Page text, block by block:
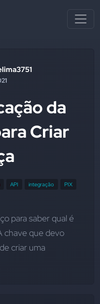
da
Criar
API integração
PIX
para saber qual é
chave que devo
criar uma